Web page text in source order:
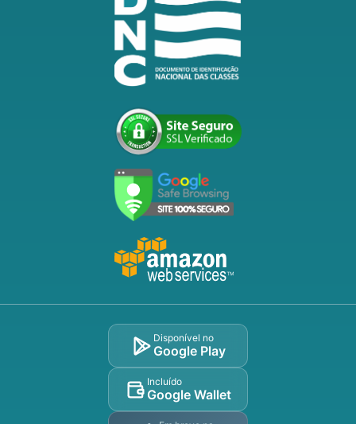
Disponível no
Google Play
Incluído
Google Wallet